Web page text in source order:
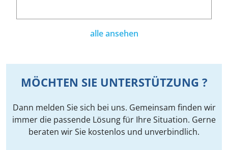
alle ansehen
MÖCHTEN SIE UNTERSTÜTZUNG ?
Dann melden Sie sich bei uns. Gemeinsam finden wir
immer die passende Lösung für Ihre Situation. Gerne
beraten wir Sie kostenlos und unverbindlich.